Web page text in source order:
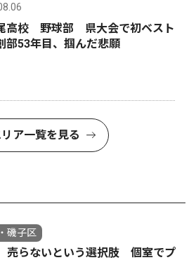
高校 野球部 県大会で初ベスト
53年目、掴んだ悲願
ア一覧を見る
磯子区
らないという選択肢 個室でプ